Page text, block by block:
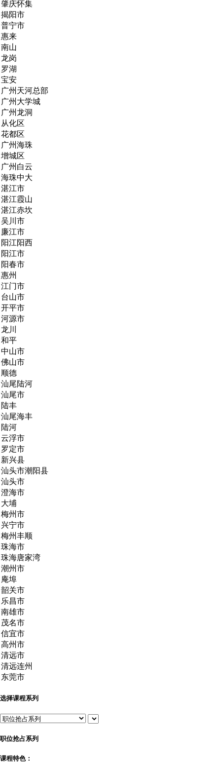
选择课程系列
职位抢占系列
课程特色：